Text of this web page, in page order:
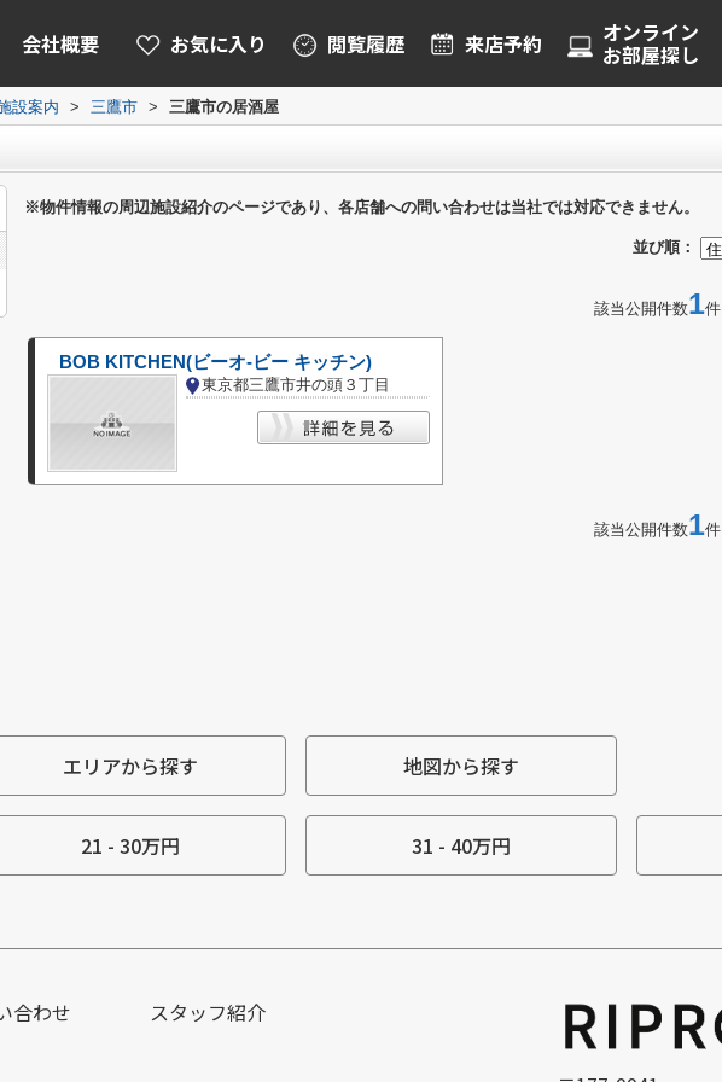
会社概要 お気に入り 閲覧履歴 来店予約 オンライン
お部屋探し
設案内 > 三鷹市 > 三鷹市の居酒屋
※物件情報の周辺施設紹介のページであり、各店舗への問い合わせは当社では対応できません。
並び順：
該当公開件数1件
BOB KITCHEN(ビーオ-ビー キッチン)
東京都三鷹市井の頭３丁目
該当公開件数1件
エリアから探す 地図から探す
21 - 30万円 31 - 40万円
合わせ スタッフ紹介